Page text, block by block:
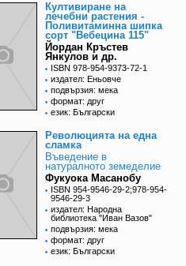
Култивиране на
лечебни растения -
Поливитаминна шипка
сорт "Вебецина 115"
Йордан Кръстев
Янкулов и др.
ISBN 978-954-9373-72-1
издател: Еньовче
подвързия: мека
формат: друг
език: Български
Революцията на една
сламка
Въведение в
натуралното земеделие
Фукуока Масанобу
ISBN 954-9546-29-2;978-954-
9546-29-3
издател: Народна
библиотека "Иван Вазов"
подвързия: мека
формат: друг
език: Български